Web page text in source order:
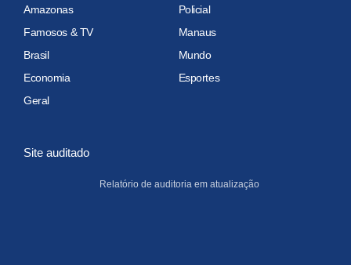
Amazonas
Policial
Famosos & TV
Manaus
Brasil
Mundo
Economia
Esportes
Geral
Site auditado
Relatório de auditoria em atualização